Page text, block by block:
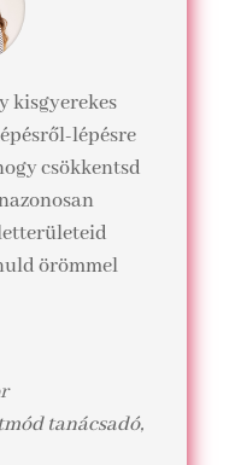
kisgyerekes
lépésre
csökkentsd
örömmel
tanácsadó,